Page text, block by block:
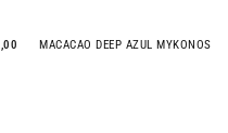
MACACAO DEEP AZUL MYKONOS